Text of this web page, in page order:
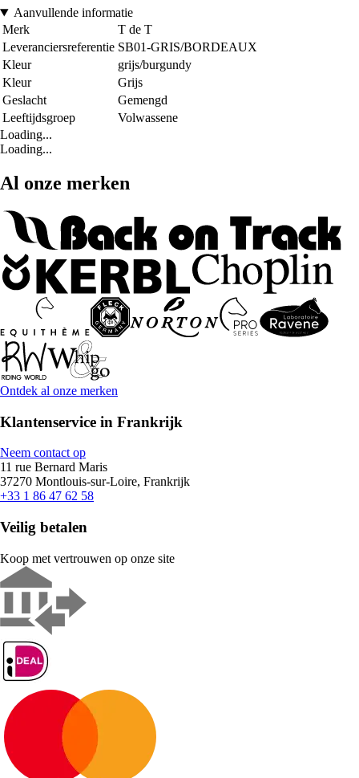
Aanvullende informatie
Merk
T de T
Leveranciersreferentie SB01-GRIS/BORDEAUX
Kleur
grijs/burgundy
Kleur
Grijs
Geslacht
Gemengd
Leeftijdsgroep
Volwassene
Loading...
Loading...
Al onze merken
Ontdek al onze merken
Klantenservice in Frankrijk
Neem contact op
11 rue Bernard Maris
37270 Montlouis-sur-Loire, Frankrijk
+33 1 86 47 62 58
Veilig betalen
Koop met vertrouwen op onze site